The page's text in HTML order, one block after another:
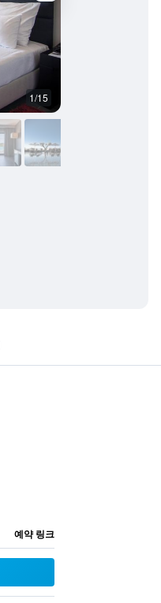
1/15
예약 링크